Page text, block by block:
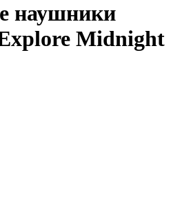
наушники
Midnight